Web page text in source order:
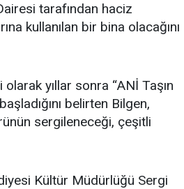
tarafından haciz
kullanılan bir bina olacağını
yıllar sonra “ANİ Taşın
belirten Bilgen,
sergileneceği, çeşitli
Kültür Müdürlüğü Sergi